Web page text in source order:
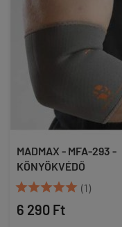
MADMAX - MFA-293 -
KÖNYÖKVÉDŐ
 (1)
6 290 Ft